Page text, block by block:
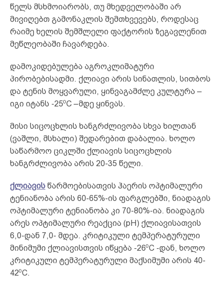
წელს მსხმოიარობს, თუ მხედველობაში არ
მივიღებთ გამონაკლის შემთხვევებს, როდესაც
რაიმე ხელის შემშლელი ფაქტორის ზეგავლენით
მეწლეობაში ჩავარდება.
დამოკიდებულება აგროკლიმატური
პირობებისადმი. ქლიავი არის სინათლის, სითბოს
და ტენის მოყვარული, ყინვაგამძლე კულტურა –
იგი იტანს -250C –მდე ყინვას.
მისი სიცოცხლის ხანგრძლივობა სხვა ხილთან
(ვაშლი, მსხალი) შედარებით დაბალია. ხოლო
საწარმოო ციკლში ქლიავის სიცოცხლის
ხანგრძლივობა არის 20-35 წელი.
ქლიავის წარმოებისათვის ჰაერის ოპტიმალური
ტენიანობა არის 60-65%-ის ფარგლებში, ნიადაგის
ოპტიმალური ტენიანობა კი 70-80%-ია. ნიადაგის
არეს ოპტიმალური რეაქცია (pH) ქლიავისათვის
6,0-დან 7,0- მდეა. კრიტიკული ტემპერატურული
მინიმუმი ქლიავისთვის იწყება -260C -დან, ხოლო
კრიტიკული ტემპერატურული მაქსიმუმი არის 40-
420C.